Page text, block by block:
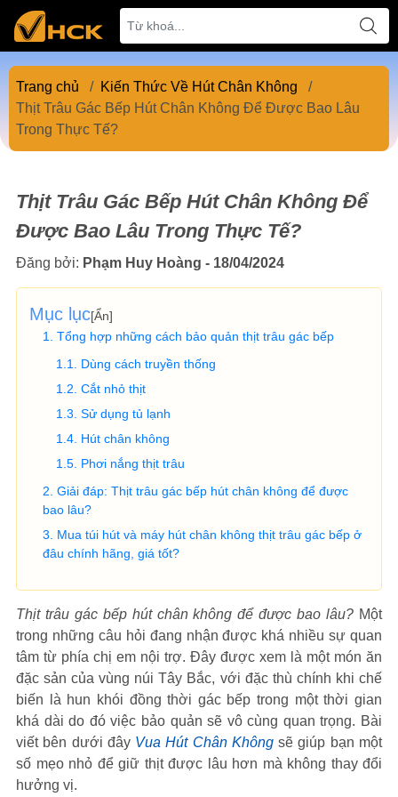
Trang chủ / Kiến Thức Về Hút Chân Không
/
Thịt Trâu Gác Bếp Hút Chân Không Để Được Bao Lâu
Trong Thực Tế?
Thịt Trâu Gác Bếp Hút Chân Không Để
Được Bao Lâu Trong Thực Tế?
Đăng bởi: Phạm Huy Hoàng - 18/04/2024
Mục lục[Ẩn]
Tổng hợp những cách bảo quản thịt trâu gác bếp
Dùng cách truyền thống
Cắt nhỏ thịt
Sử dụng tủ lạnh
Hút chân không
Phơi nắng thịt trâu
Giải đáp: Thịt trâu gác bếp hút chân không để được
bao lâu?
Mua túi hút và máy hút chân không thịt trâu gác bếp ở
đâu chính hãng, giá tốt?
Thịt trâu gác bếp hút chân không để được bao lâu? Một
trong những câu hỏi đang nhận được khá nhiều sự quan
tâm từ phía chị em nội trợ. Đây được xem là một món ăn
đặc sản của vùng núi Tây Bắc, với đặc thù chính khi chế
biến là hun khói đồng thời gác bếp trong một thời gian
khá dài do đó việc bảo quản sẽ vô cùng quan trọng. Bài
viết bên dưới đây Vua Hút Chân Khôngsẽ giúp bạn một
số mẹo nhỏ để giữ thịt được lâu hơn mà không thay đổi
hưởng vị.